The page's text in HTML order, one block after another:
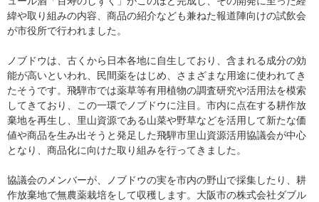
緯や取り組みの内容、商品の紹介なども兼ねた報道陣向けの試飲会
が市役所で行われました。
ノブドウは、古くから日本各地に自生しており、含まれる成分の効
能が高いといわれ、民間薬をはじめ、さまざまな用途に使われてき
たそうです。飛騨市では薬草等有用植物の調査研究や活用法を模索
してきており、この一環でノブドウに注目。市内に点在する耕作放
棄地を再生し、里山資源である山菜や野草などを活用して新たな価
値や商品を生み出そうと発足した飛騨市里山資源活用協議会が中心
となり、商品化に向けた取り組みを行ってきました。
協議会のメンバーが、ノブドウの実を市内の野山で採集したり、耕
作放棄地で無農薬栽培をして収穫します。大阪市の株式会社ダブル